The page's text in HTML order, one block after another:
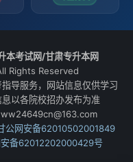
本考试网/甘肃专升本网
Rights Reserved
导服务，网站信息仅供学习
以各院校招办发布为准
公网安备62010502001849
备62012202000429号